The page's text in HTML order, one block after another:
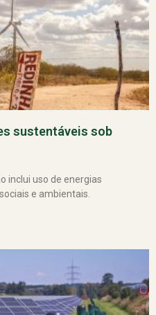
sustentáveis sob
inclui uso de energias
e ambientais.